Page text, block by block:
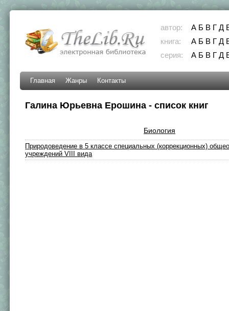
автор: А Б В Г Д
книга:
А Б В Г Д
серия:
А Б В Г Д
Главная Жанры Контакты
Галина Юрьевна Ерошина - список книг
Биология
Природоведение в 5 классе специальных (коррекционных)
учреждений VIII вида